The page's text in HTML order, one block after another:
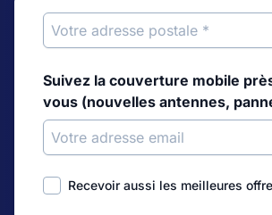
Suivez la couverture mobile
vous (nouvelles antennes,
Recevoir aussi les meilleures